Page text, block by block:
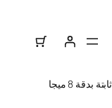
/ منتجات تحت الوسم “كاميرا شبكية ثابتة بدقة 8 ميجا